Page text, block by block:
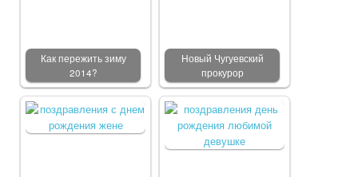
Как пережить зиму
2014?
Новый Чугуевский
прокурор